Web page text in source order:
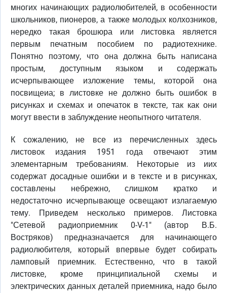
многих начинающих радиолюбителей, в особенности
школьников, пионеров, а также молодых колхозников,
нередко такая брошюра или листовка является
первым печатным пособием по радиотехнике.
Понятно поэтому, что она должна быть написана
простым, доступным языком и содержать
исчерпывающее изложение темы, которой она
посвищеиа; в листовке не должно быть ошибок в
рисунках и схемах и опечаток в тексте, так как они
могут ввести в заблуждение неопытного читателя.
К сожалению, не все из перечисленных здесь
листовок издания 1951 года отвечают этим
элементарным требованиям. Некоторые из иих
содержат досадные ошибки и в тексте и в рисунках,
составлены небрежно, слишком кратко и
недостаточно исчерпывающе освещают излагаемую
тему. Приведем несколько примеров. Листовка
"Сетевой радиоприемник 0-V-1" (автор В.Б.
Востряков) предназначается для начинающего
радиолюбителя, который впервые будет собирать
ламповый приемник. Естественно, что в такой
листовке, кроме принципиальной схемы и
электрических данных деталей приемника, надо было